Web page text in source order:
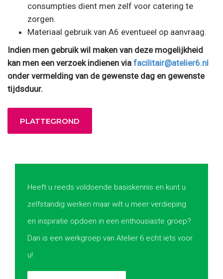
consumpties dient men zelf voor catering te
zorgen.
Materiaal gebruik van A6 eventueel op aanvraag.
Indien men gebruik wil maken van deze mogelijkheid
kan men een verzoek indienen via facilitair@atelier6.nl
onder vermelding van de gewenste dag en gewenste
tijdsduur.
PLATTEGROND
Heeft u reeds voldoende basiskennis en kunt u
zelfstandig werken maar wilt u meer verdieping
en inspiratie opdoen in een enthousiaste groep?
Dan is een werkgroep van Atelier 6 echt iets voor
u!